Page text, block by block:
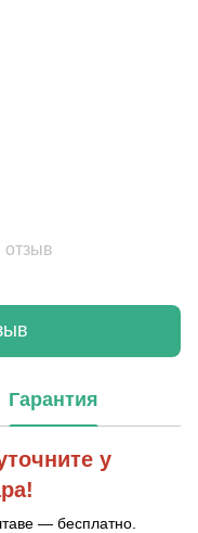
отзыв
Гарантия
у
— бесплатно.